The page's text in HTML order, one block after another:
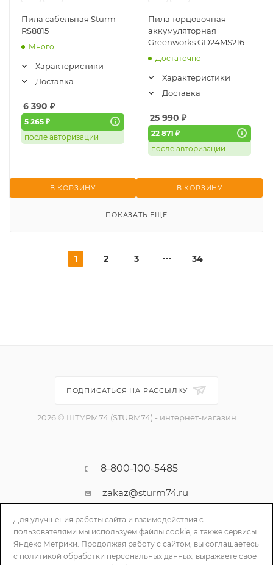
Пила сабельная Sturm
RS8815
Много
Характеристики
Доставка
6 390 ₽
5 265 ₽
после авторизации
В КОРЗИНУ
Пила торцовочная
аккумуляторная
Greenworks GD24MS216
(216*30мм, б/щ,
протяжка, без АКБ и ЗУ)
1501707
Достаточно
Характеристики
Доставка
25 990 ₽
22 871 ₽
после авторизации
В КОРЗИНУ
ПОКАЗАТЬ ЕЩЕ
1 2 3 34
ПОДПИСАТЬСЯ НА РАССЫЛКУ
2026 © ШТУРМ74 (STURM74) - интернет-магазин
8-800-100-5485
zakaz@sturm74.ru
г. Челябинск, ул. Стартовая 34/1
Для улучшения работы сайта и взаимодействия с
пользователями мы используем файлы cookie, а также сервисы
Яндекс Метрики. Продолжая работу с сайтом, вы соглашаетесь
с политикой обработки персональных данных, выражаете свое